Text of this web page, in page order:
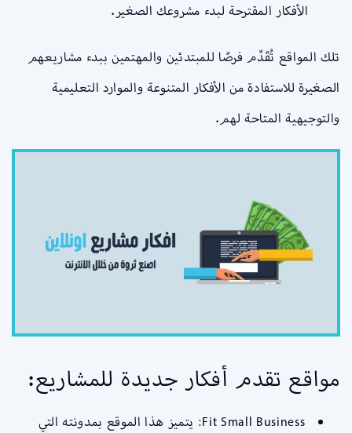
الأفكار المقترحة لبدء مشروعك الصغير.
تلك المواقع تُقَدِّم فرصًا للمبتدئين والمهتمين ببدء مشاريعهم
الصغيرة للاستفادة من الأفكار المتنوعة والموارد التعليمية
والتوجيهية المتاحة لهم.
مواقع تقدم أفكار جديدة للمشاريع:
Fit Small Business: يتميز هذا الموقع بمدونته التي